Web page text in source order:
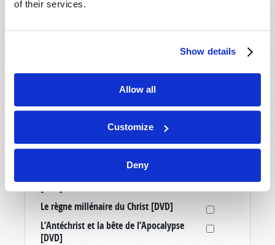
of their services.
Show details
Allow all
Customize
Deny
Médias
Comprendre votre monde: Point de vue du
Monde de Demain [DVD]
Échappez à la grande tribulation [DVD]
Élever de bons enfants dans un monde
Le règne millénaire du Christ [DVD]
L’Antéchrist et la bête de l’Apocalypse
[DVD]